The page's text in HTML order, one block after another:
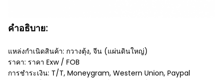
คำอธิบาย:
แหล่งกำเนิดสินค้า: กวางตุ้ง, จีน (แผ่นดินใหญ่)
ราคา: ราคา Exw / FOB
การชำระเงิน: T/T, Moneygram, Western Union, Paypal